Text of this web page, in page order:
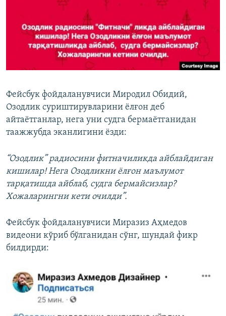
Фейсбук фойдаланувчиси Миродил Обидий,
Озодлик суриштирувларини ёлғон деб
айтаётганлар, нега уни судга бермаётганидан
таажжубда эканлигини ёзди:
“Озодлик” радиосини фитначиликда айблайдиган
кишилар! Нега Озодликни ёлғон маълумот
тарқатишда айблаб, судга бермайсизлар?
Хожаларингни кети очилди”.
Фейсбук фойдаланувчиси Миразиз Аҳмедов
видеони кўриб бўлганидан сўнг, шундай фикр
билдирди: